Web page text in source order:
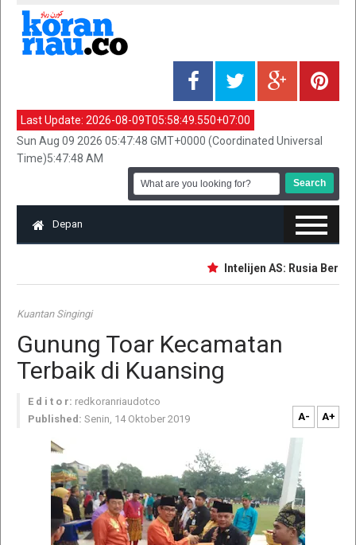
Last Update: 2026-08-09T05:58:49.550+07:00
Sun Aug 09 2026 05:47:48 GMT+0000 (Coordinated Universal
Time)5:47:48 AM
Depan
Intelijen AS: Rusia
Kuantan Singingi
Gunung Toar Kecamatan
Terbaik di Kuansing
E d i t o r: redkoranriaudotco
Published: Senin, 14 Oktober 2019 A- A+